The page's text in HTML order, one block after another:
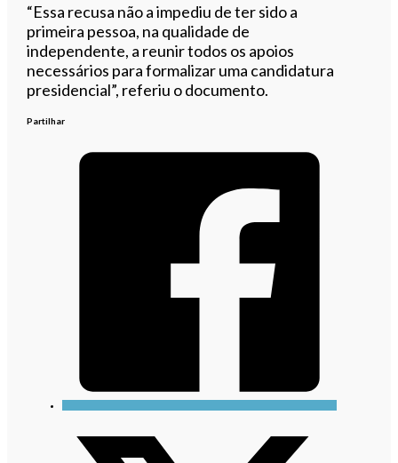
“Essa recusa não a impediu de ter sido a
primeira pessoa, na qualidade de
independente, a reunir todos os apoios
necessários para formalizar uma candidatura
presidencial”, referiu o documento.
Partilhar